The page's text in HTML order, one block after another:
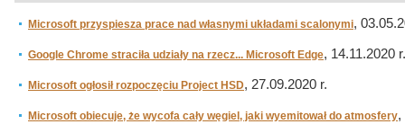
Microsoft przyspiesza prace nad własnymi układami scalonymi,
Google Chrome straciła udziały na rzecz... Microsoft Edge, 14.11.2020 r.
Microsoft ogłosił rozpoczęciu Project HSD, 27.09.2020 r.
Microsoft obiecuje, że wycofa cały węgiel, jaki wyemitował do atmosfery,